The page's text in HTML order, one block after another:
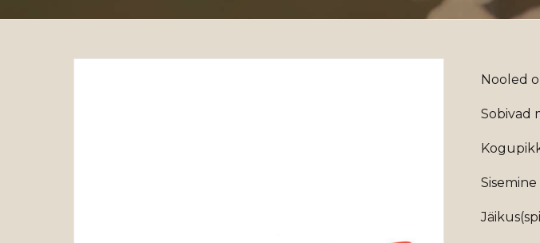
Nooled
Sobivad